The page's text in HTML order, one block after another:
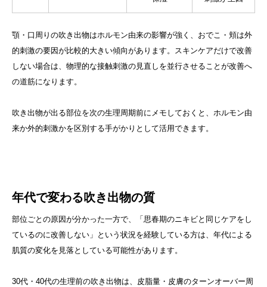
顎・口周りの吹き出物はホルモン由来の影響が強く、おでこ・頬は外
的刺激の要因が比較的大きい傾向があります。スキンケアだけで改善
しない場合は、物理的な接触刺激の見直しを並行させることが改善へ
の道筋になります。
吹き出物が出る部位を次の生理周期前にメモしておくと、ホルモン由
来か外的刺激かを区別する手がかりとして活用できます。
年代で変わる吹き出物の質
部位ごとの原因が分かった一方で、「思春期のニキビと同じケアをし
ているのに改善しない」という状況を経験している方は、年代による
肌質の変化を見落としている可能性があります。
30代・40代の生理前の吹き出物は、皮脂量・皮膚のターンオーバー周